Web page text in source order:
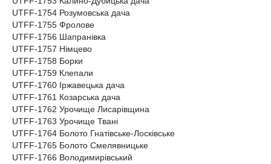
UTFF-1754 Розумовська дача
UTFF-1755 Фролове
UTFF-1756 Шапранівка
UTFF-1757 Німцево
UTFF-1758 Борки
UTFF-1759 Клепали
UTFF-1760 Іржавецька дача
UTFF-1761 Козарська дача
UTFF-1762 Урочище Лисарівщина
UTFF-1763 Урочище Твані
UTFF-1764 Болото Гнатівське-Лосківське
UTFF-1765 Болото Смелявницьке
UTFF-1766 Володимирівський